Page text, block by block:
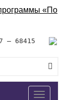
– 68415
Toggle